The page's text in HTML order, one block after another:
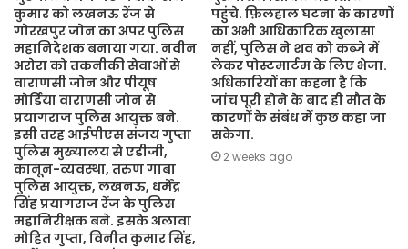
कुमार को लखनऊ रेंज से
गोरखपुर जोन का अपर पुलिस
महानिदेशक बनाया गया. नवीन
अरोरा को तकनीकी सेवाओं से
वाराणसी जोन और पीयूष
मोर्डिया वाराणसी जोन से
प्रयागराज पुलिस आयुक्त बने.
इसी तरह आईपीएस संजय गुप्ता
पुलिस मुख्यालय से एडीजी,
कानून-व्यवस्था, तरुण गाबा
पुलिस आयुक्त, लखनऊ, धर्मेंद्र
सिंह प्रयागराज रेंज के पुलिस
महानिरीक्षक बने. इसके अलावा
मोहित गुप्ता, विनीत कुमार सिंह,
पहुंचे. फ़िलहाल घटना के कारणों
का अभी आधिकारिक खुलासा
नहीं, पुलिस ने शव को कब्जे में
लेकर पोस्टमार्टम के लिए भेजा.
अधिकारियों का कहना है कि
जांच पूरी होने के बाद ही मौत के
कारणों के संबंध में कुछ कहा जा
सकेगा.
2 weeks ago